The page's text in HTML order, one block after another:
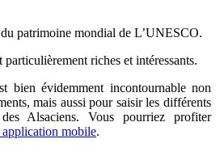
patrimoine mondial de L’UNESCO.
riches et intéressants.
bien évidemment incontournable non
mais aussi pour saisir les différents
Alsaciens. Vous pourriez profiter
application mobile.